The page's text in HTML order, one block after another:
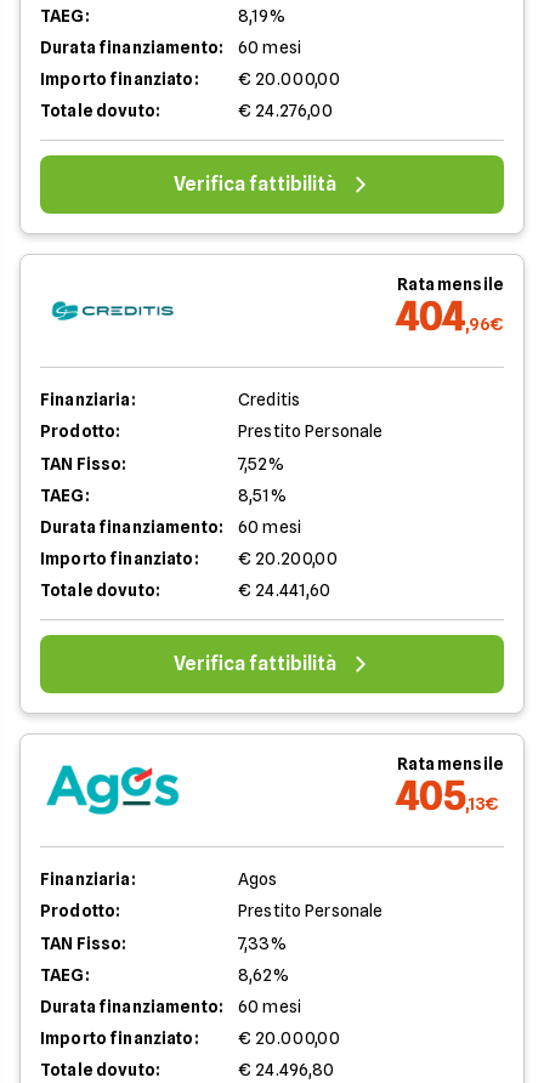
TAEG:
8,19%
Durata finanziamento:
60 mesi
Importo finanziato:
€ 20.000,00
Totale dovuto:
€ 24.276,00
Verifica fattibilità
Rata mensile
404,96€
Finanziaria:
Creditis
Prodotto:
Prestito Personale
TAN Fisso:
7,52%
TAEG:
8,51%
Durata finanziamento:
60 mesi
Importo finanziato:
€ 20.200,00
Totale dovuto:
€ 24.441,60
Verifica fattibilità
Rata mensile
405,13€
Finanziaria:
Agos
Prodotto:
Prestito Personale
TAN Fisso:
7,33%
TAEG:
8,62%
Durata finanziamento:
60 mesi
Importo finanziato:
€ 20.000,00
Totale dovuto:
€ 24.496,80